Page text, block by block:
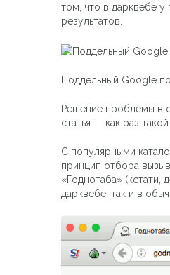
том, что в дарквебе у
результатов.
Поддельный Google
Решение проблемы в
статья — как раз
С популярными
принцип отбора
«Годнотаба» (кстати,
дарквебе, так и в